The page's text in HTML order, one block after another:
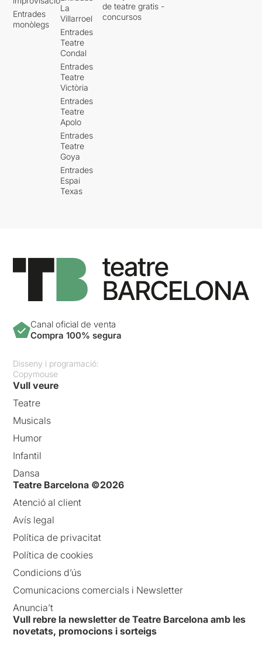
Entrades
monòlegs
La
Villarroel
Entrades
Teatre
Condal
Entrades
Teatre
Victòria
Entrades
Teatre
Apolo
Entrades
Teatre
Goya
Entrades
Espai
Texas
de teatre gratis -
concursos
Canal oficial de venta
Compra 100% segura
Disseny i programació:
Copymouse
Vull veure
Teatre
Musicals
Humor
Infantil
Dansa
Teatre Barcelona ©2026
Atenció al client
Avís legal
Política de privacitat
Política de cookies
Condicions d’ús
Comunicacions comercials i Newsletter
Anuncia’t
Vull rebre la newsletter de Teatre Barcelona amb les
novetats, promocions i sorteigs